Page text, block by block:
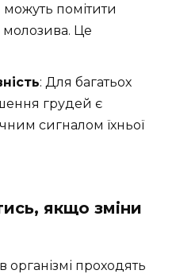
помітити
молозива. Це
: Для багатьох
грудей є
сигналом їхньої
якщо зміни
організмі проходять